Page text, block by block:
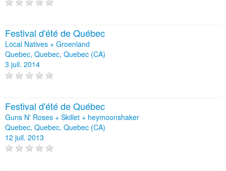
Festival d'été de Québec
Local Natives + Groenland
Quebec, Quebec, Quebec (CA)
3 juil. 2014
Festival d'été de Québec
Guns N' Roses + Skillet + heymoonshaker
Quebec, Quebec, Quebec (CA)
12 juil. 2013